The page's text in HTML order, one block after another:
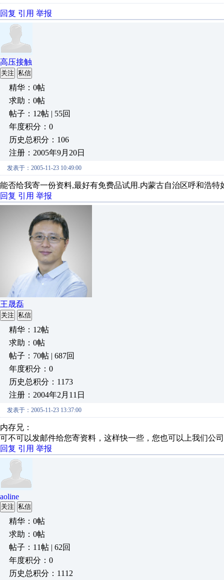
回复 引用 举报
高压接触
关注 私信
精华：0帖
求助：0帖
帖子：12帖 | 55回
年度积分：0
历史总积分：106
注册：2005年9月20日
发表于：2005-11-23 10:49:00
能否给我寄一份资料,最好有免费品试用.内蒙古自治区呼和浩
回复 引用 举报
王晟磊
关注 私信
精华：12帖
求助：0帖
帖子：70帖 | 687回
年度积分：0
历史总积分：1173
注册：2004年2月11日
发表于：2005-11-23 13:37:00
内存兄：
可不可以发邮件给您寄资料，这样快一些，您也可以上我们公
回复 引用 举报
aoline
关注 私信
精华：0帖
求助：0帖
帖子：11帖 | 62回
年度积分：0
历史总积分：1112